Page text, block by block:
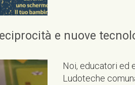
e nuove
Noi, educatori ed
Ludoteche